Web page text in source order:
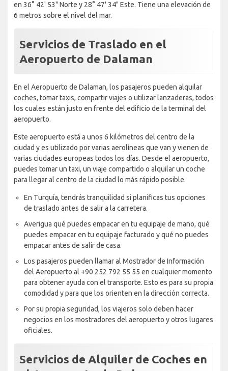
en 36° 42' 53" Norte y 28° 47' 34" Este. Tiene una elevación de
6 metros sobre el nivel del mar.
Servicios de Traslado en el
Aeropuerto de Dalaman
En el Aeropuerto de Dalaman, los pasajeros pueden alquilar
coches, tomar taxis, compartir viajes o utilizar lanzaderas, todos
los cuales están justo en frente del edificio de la terminal del
aeropuerto.
Este aeropuerto está a unos 6 kilómetros del centro de la
ciudad y es utilizado por varias aerolíneas que van y vienen de
varias ciudades europeas todos los días. Desde el aeropuerto,
puedes tomar un taxi, un viaje compartido o alquilar un coche
para llegar al centro de la ciudad lo más rápido posible.
En Turquía, tendrás tranquilidad si planificas tus opciones
de traslado antes de salir a la carretera.
Averigua qué puedes empacar en tu equipaje de mano, qué
puedes empacar en tu equipaje facturado y qué no puedes
empacar antes de salir de casa.
Los pasajeros pueden llamar al Mostrador de Información
del Aeropuerto al +90 252 792 55 55 en cualquier momento
para obtener ayuda con el transporte. Esto es para su propia
comodidad y para que los orienten en la dirección correcta.
Por su propia seguridad, los viajeros solo deben hacer
negocios en los mostradores del aeropuerto y otros lugares
oficiales.
Servicios de Alquiler de Coches en